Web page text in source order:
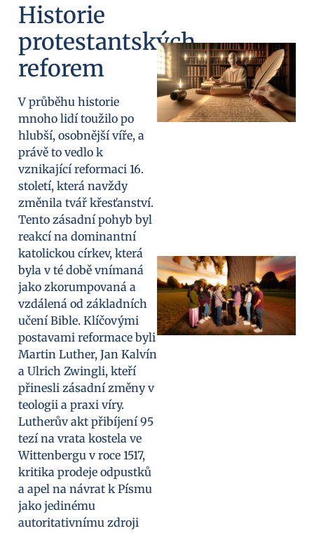
Historie
protestantských
reforem
V průběhu historie
mnoho lidí toužilo po
hlubší, osobnější víře, a
právě to vedlo k
vznikající reformaci 16.
století, která navždy
změnila tvář křesťanství.
Tento zásadní pohyb byl
reakcí na dominantní
katolickou církev, která
byla v té době vnímaná
jako zkorumpovaná a
vzdálená od základních
učení Bible. Klíčovými
postavami reformace byli
Martin Luther, Jan Kalvín
a Ulrich Zwingli, kteří
přinesli zásadní změny v
teologii a praxi víry.
Lutherův akt přibíjení 95
tezí na vrata kostela ve
Wittenbergu v roce 1517,
kritika prodeje odpustků
a apel na návrat k Písmu
jako jedinému
autoritativnímu zdroji